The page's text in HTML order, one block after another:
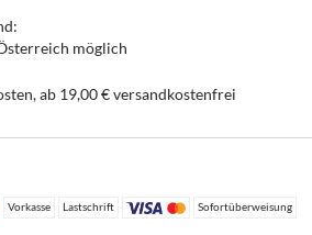
möglich
ab 19,00 € versandkostenfrei
Vorkasse Lastschrift Sofortüberweisung